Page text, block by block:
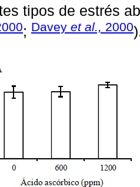
tipos de estrés
; Davey et al., 2000